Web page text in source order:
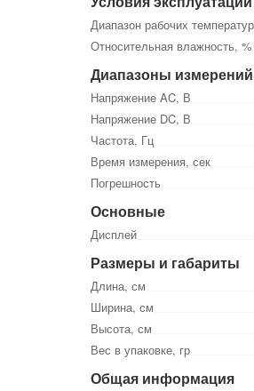
Диапазон рабочих
Относительная влажность, %
Диапазоны измерений
Напряжение AC, В
Напряжение DC, В
Частота, Гц
Время измерения, сек
Погрешность
Основные
Дисплей
Размеры и габариты
Длина, см
Ширина, см
Высота, см
Вес в упаковке, гр
Общая информация